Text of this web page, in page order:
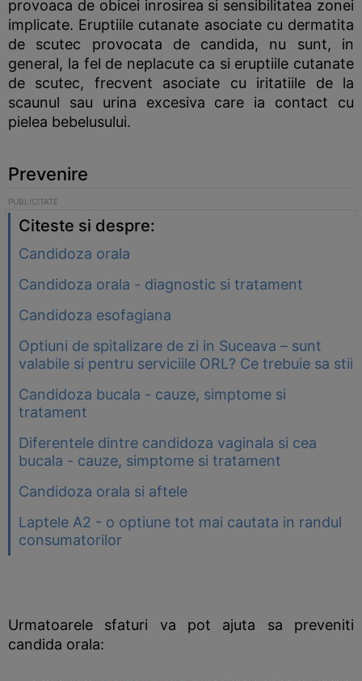
provoaca de obicei inrosirea si sensibilitatea zonei
implicate. Eruptiile cutanate asociate cu dermatita
de scutec provocata de candida, nu sunt, in
general, la fel de neplacute ca si eruptiile cutanate
de scutec, frecvent asociate cu iritatiile de la
scaunul sau urina excesiva care ia contact cu
pielea bebelusului.
Prevenire
Citeste si despre:
Candidoza orala
Candidoza orala - diagnostic si tratament
Candidoza esofagiana
Optiuni de spitalizare de zi in Suceava – sunt
valabile si pentru serviciile ORL? Ce trebuie sa stii
Candidoza bucala - cauze, simptome si
tratament
Diferentele dintre candidoza vaginala si cea
bucala - cauze, simptome si tratament
Candidoza orala si aftele
Laptele A2 - o optiune tot mai cautata in randul
consumatorilor
Urmatoarele sfaturi va pot ajuta sa preveniti
candida orala: